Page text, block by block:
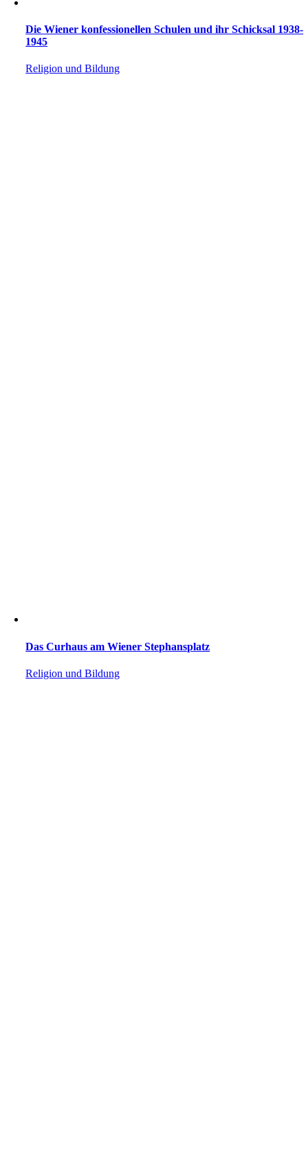
Die Wiener konfessionellen Schulen und ihr Schicksal 1938-
1945
Religion und Bildung
Das Curhaus am Wiener Stephansplatz
Religion und Bildung